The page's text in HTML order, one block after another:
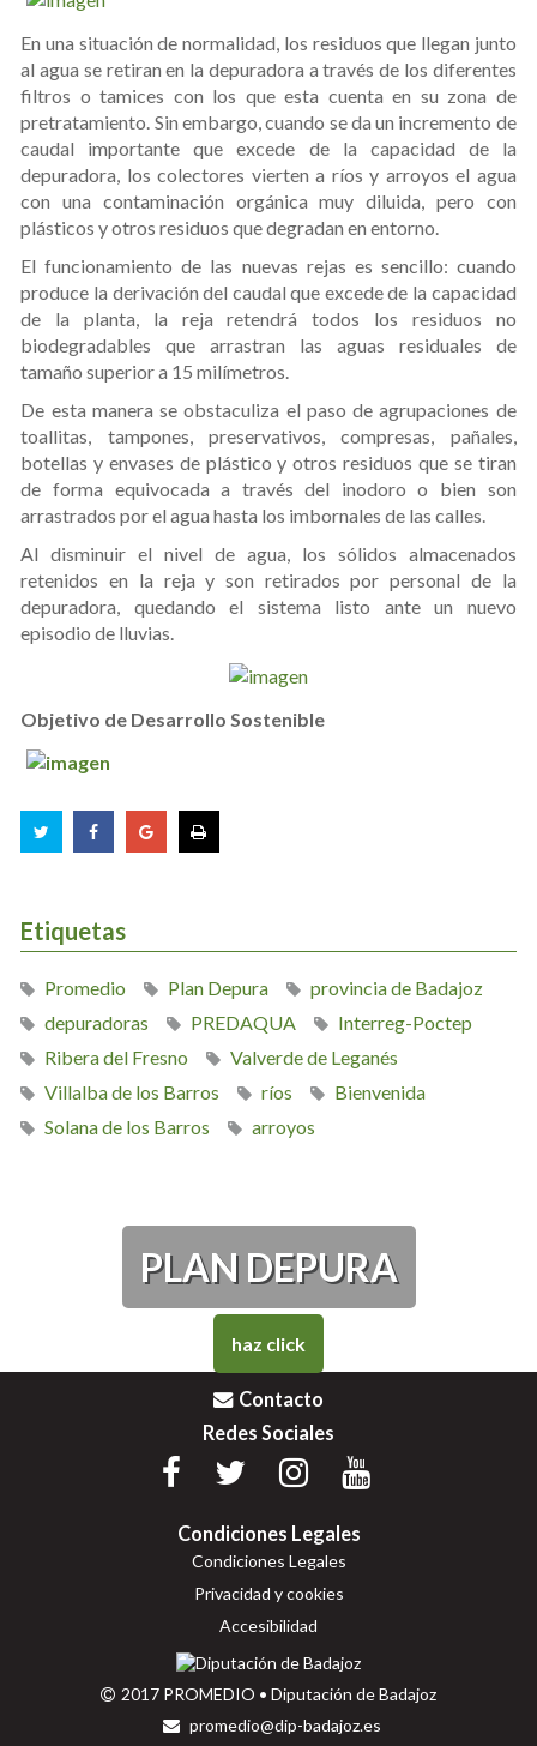
En una situación de normalidad, los residuos que llegan junto
al agua se retiran en la depuradora a través de los diferentes
filtros o tamices con los que esta cuenta en su zona de
pretratamiento. Sin embargo, cuando se da un incremento de
caudal importante que excede de la capacidad de la
depuradora, los colectores vierten a ríos y arroyos el agua
con una contaminación orgánica muy diluida, pero con
plásticos y otros residuos que degradan en entorno.
El funcionamiento de las nuevas rejas es sencillo: cuando
produce la derivación del caudal que excede de la capacidad
de la planta, la reja retendrá todos los residuos no
biodegradables que arrastran las aguas residuales de
tamaño superior a 15 milímetros.
De esta manera se obstaculiza el paso de agrupaciones de
toallitas, tampones, preservativos, compresas, pañales,
botellas y envases de plástico y otros residuos que se tiran
de forma equivocada a través del inodoro o bien son
arrastrados por el agua hasta los imbornales de las calles.
Al disminuir el nivel de agua, los sólidos almacenados
retenidos en la reja y son retirados por personal de la
depuradora, quedando el sistema listo ante un nuevo
episodio de lluvias.
Objetivo de Desarrollo Sostenible
Etiquetas
Promedio Plan Depura
provincia de Badajoz
depuradoras
PREDAQUA
Interreg-Poctep
Ribera del Fresno
Valverde de Leganés
Villalba de los Barros
ríos
Bienvenida
Solana de los Barros
arroyos
PLAN DEPURA
haz click
Contacto
Redes Sociales
Condiciones Legales
Condiciones Legales
Privacidad y cookies
Accesibilidad
2017 PROMEDIO • Diputación de Badajoz
promedio@dip-badajoz.es